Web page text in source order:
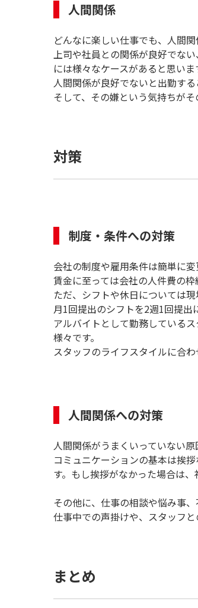
人間関係
どんなに楽しい仕事でも、人間
上司や社員との関係が良好でな
には様々なケースがあると思いま
人間関係が良好でないと出勤する
そして、その嫌という気持ちが
対策
制度・条件への対策
会社の制度や雇用条件は簡単に変
賃金に至っては会社の人件費の
ただ、シフトや休日については
月1回提出のシフトを2週1回提
アルバイトとして勤務している
様々です。
スタッフのライフスタイルに合
人間関係への対策
人間関係がうまくいっていない
コミュニケーションの基本は挨
す。もし挨拶がなかった場合は
その他に、仕事の相談や悩み事
仕事中での声掛けや、スタッフ
まとめ